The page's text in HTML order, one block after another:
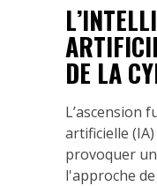
DE LA
L’ascension
artificielle
provoquer
l'approche